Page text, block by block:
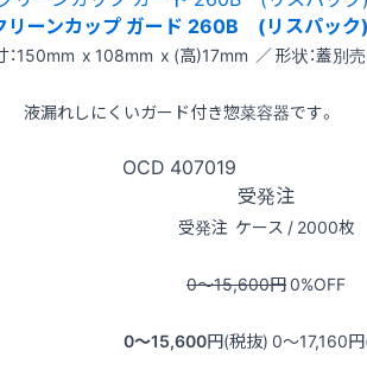
リーンカップ ガード 260B (リスパック)
：150mm x 108mm x (高)17mm ／ 形状：蓋別売
液漏れしにくいガード付き惣菜容器です。
OCD 407019
受発注
受発注 ケース / 2000枚
0〜15,600円0%OFF
0〜15,600円(税抜) 0〜17,160